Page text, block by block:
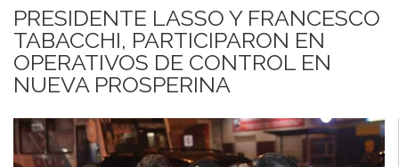
PRESIDENTE LASSO Y FRANCESCO
TABACCHI, PARTICIPARON EN
OPERATIVOS DE CONTROL EN
NUEVA PROSPERINA